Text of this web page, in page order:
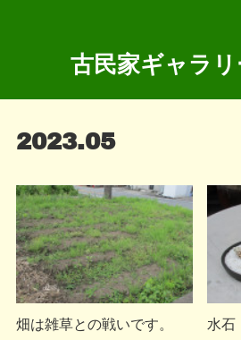
古民家ギャラ
2023.05
畑は雑草との戦いです。 水石